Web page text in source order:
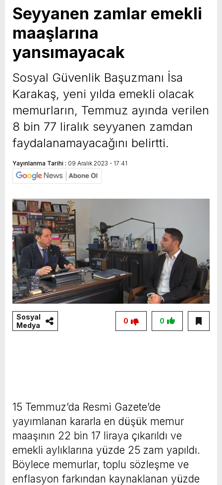
Seyyanen zamlar emekli
maaşlarına
yansımayacak
Sosyal Güvenlik Başuzmanı İsa
Karakaş, yeni yılda emekli olacak
memurların, Temmuz ayında verilen
8 bin 77 liralık seyyanen zamdan
faydalanamayacağını belirtti.
Yayınlanma Tarihi : 09 Aralık 2023 - 17:41
Sosyal
Medya
0
0
15 Temmuz’da Resmi Gazete’de
yayımlanan kararla en düşük memur
maaşının 22 bin 17 liraya çıkarıldı ve
emekli aylıklarına yüzde 25 zam yapıldı.
Böylece memurlar, toplu sözleşme ve
enflasyon farkından kaynaklanan yüzde